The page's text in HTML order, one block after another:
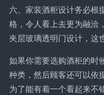
六、家装酒柜设计务必根
格，令人看上去更为融洽
夹层玻璃透明门设计，这
如果你需要选购酒柜的时
种类，然后顾客还可以依
为了能有着一个看起来不